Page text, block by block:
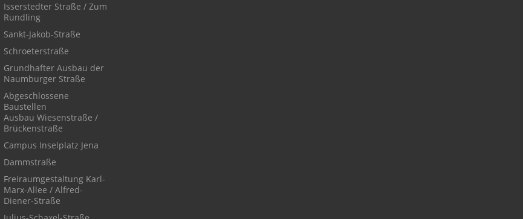
Isserstedter Straße / Zum
Rundling
Sankt-Jakob-Straße
Schroeterstraße
Grundhafter Ausbau der
Naumburger Straße
Abgeschlossene
Baustellen
Ausbau Wiesenstraße /
Brückenstraße
Campus Inselplatz Jena
Dammstraße
Freiraumgestaltung Karl-
Marx-Allee / Alfred-
Diener-Straße